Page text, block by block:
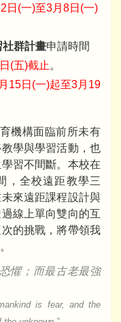
日(一)至3月8日(一)
社群計畫申請時間
(五)截止 。
15日(一)起至3月19
機構面臨前所未有
學與學習活動，也
習不間斷。本校在
，全校遠距教學三
來遠距課程設計與
線上單向雙向的互
的挑戰，將帶領我
懼；而最古老最強
is fear, and the